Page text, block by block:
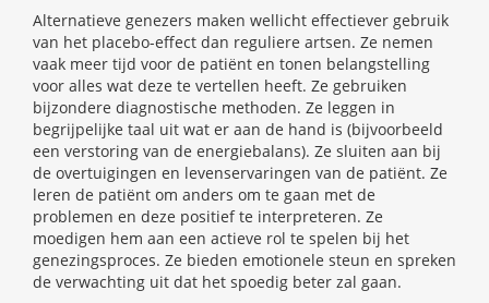
Alternatieve genezers maken wellicht effectiever gebruik
van het placebo-effect dan reguliere artsen. Ze nemen
vaak meer tijd voor de patiënt en tonen belangstelling
voor alles wat deze te vertellen heeft. Ze gebruiken
bijzondere diagnostische methoden. Ze leggen in
begrijpelijke taal uit wat er aan de hand is (bijvoorbeeld
een verstoring van de energiebalans). Ze sluiten aan bij
de overtuigingen en levenservaringen van de patiënt. Ze
leren de patiënt om anders om te gaan met de
problemen en deze positief te interpreteren. Ze
moedigen hem aan een actieve rol te spelen bij het
genezingsproces. Ze bieden emotionele steun en spreken
de verwachting uit dat het spoedig beter zal gaan.